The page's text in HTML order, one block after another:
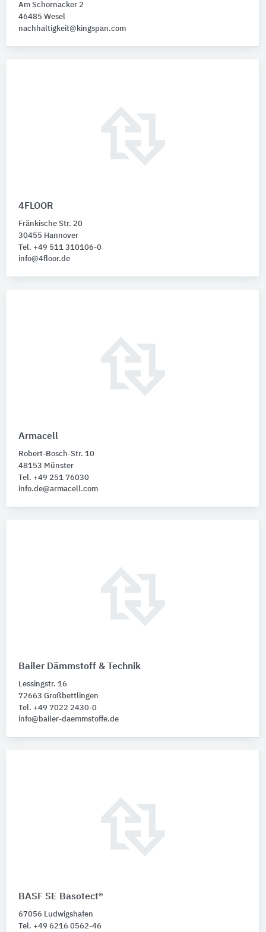
Am Schornacker 2
46485 Wesel
nachhaltigkeit@kingspan.com
4FLOOR
Fränkische Str. 20
30455 Hannover
Tel. +49 511 310106-0
info@4floor.de
Armacell
Robert-Bosch-Str. 10
48153 Münster
Tel. +49 251 76030
info.de@armacell.com
Bailer Dämmstoff & Technik
Lessingstr. 16
72663 Großbettlingen
Tel. +49 7022 2430-0
info@bailer-daemmstoffe.de
BASF SE Basotect®
67056 Ludwigshafen
Tel. +49 6216 0562-46